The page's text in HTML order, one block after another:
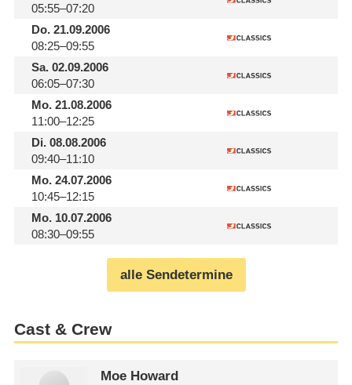
05:55–07:20
Do.21.09.2006
08:25–09:55
Sa.02.09.2006
06:05–07:30
Mo.21.08.2006
11:00–12:25
Di.08.08.2006
09:40–11:10
Mo.24.07.2006
10:45–12:15
Mo.10.07.2006
08:30–09:55
alle Sendetermine
Cast & Crew
Moe Howard